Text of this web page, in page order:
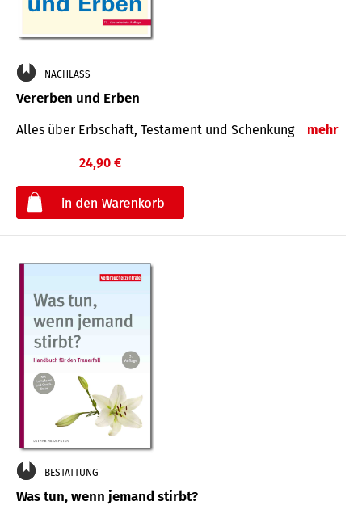
NACHLASS
Vererben und Erben
Alles über Erbschaft, Testament und Schenkung mehr
24,90 €
BESTATTUNG
Was tun, wenn jemand stirbt?